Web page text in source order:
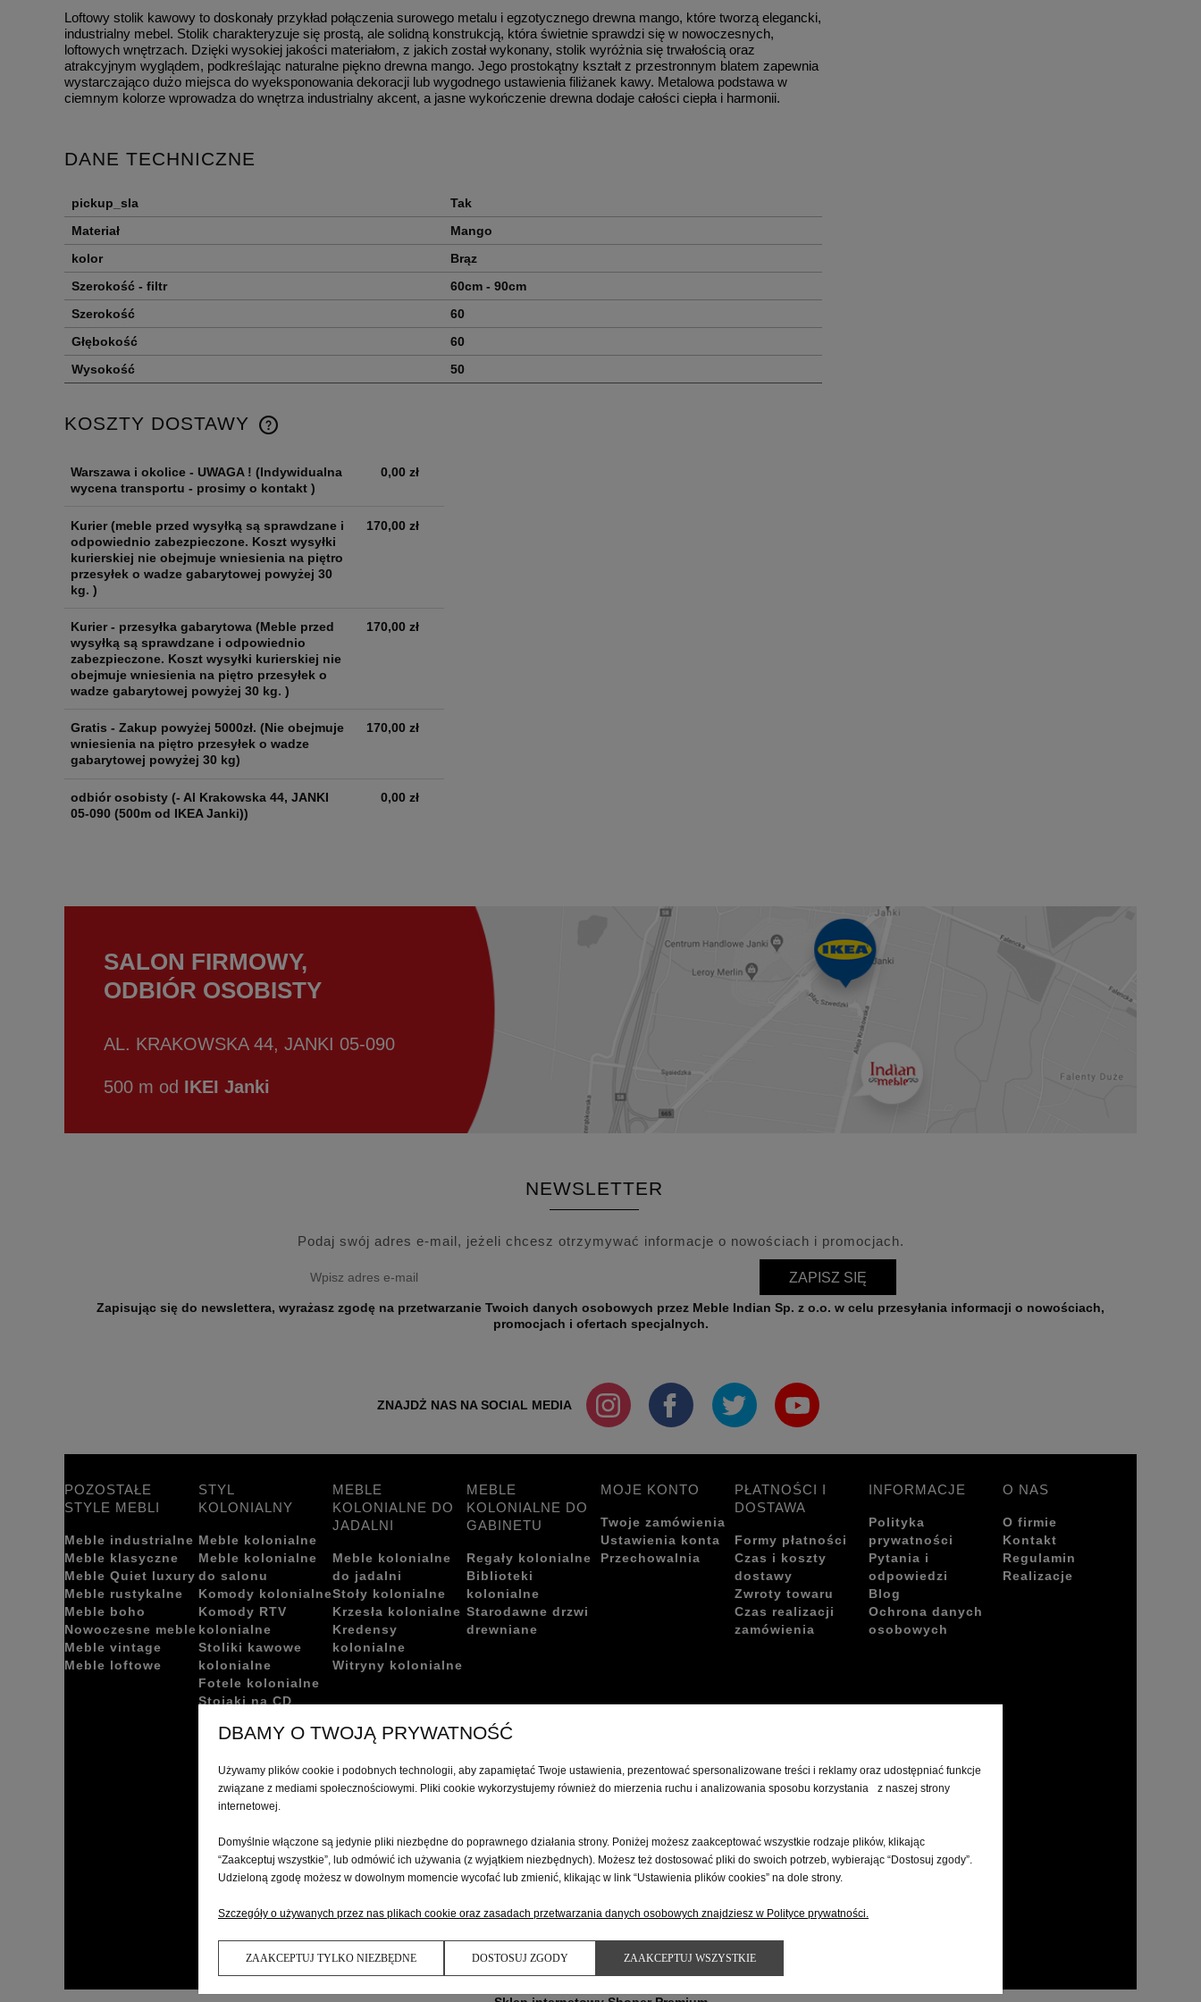
Loftowy stolik kawowy to doskonały przykład połączenia surowego metalu i egzotycznego drewna mango, które tworzą elegancki,
industrialny mebel. Stolik charakteryzuje się prostą, ale solidną konstrukcją, która świetnie sprawdzi się w nowoczesnych,
loftowych wnętrzach. Dzięki wysokiej jakości materiałom, z jakich został wykonany, stolik wyróżnia się trwałością oraz
atrakcyjnym wyglądem, podkreślając naturalne piękno drewna mango. Jego prostokątny kształt z przestronnym blatem zapewnia
wystarczająco dużo miejsca do wyeksponowania dekoracji lub wygodnego ustawienia filiżanek kawy. Metalowa podstawa w
ciemnym kolorze wprowadza do wnętrza industrialny akcent, a jasne wykończenie drewna dodaje całości ciepła i harmonii.
DANE TECHNICZNE
pickup_sla
Tak
Materiał
Mango
kolor
Brąz
Szerokość - filtr
60cm - 90cm
Szerokość
60
Głębokość
60
Wysokość
50
KOSZTY DOSTAWY
Warszawa i okolice - UWAGA ! (Indywidualna
wycena transportu - prosimy o kontakt )
0,00 zł
Kurier(meble przed wysyłką są sprawdzane i
odpowiednio zabezpieczone. Koszt wysyłki
kurierskiej nie obejmuje wniesienia na piętro
przesyłek o wadze gabarytowej powyżej 30
kg. )
170,00 zł
Kurier - przesyłka gabarytowa (Meble przed
wysyłką są sprawdzane i odpowiednio
zabezpieczone. Koszt wysyłki kurierskiej nie
obejmuje wniesienia na piętro przesyłek o
wadze gabarytowej powyżej 30 kg. )
170,00 zł
Gratis - Zakup powyżej 5000zł. (Nie obejmuje
wniesienia na piętro przesyłek o wadze
gabarytowej powyżej 30 kg)
170,00 zł
odbiór osobisty (- Al Krakowska 44, JANKI
05-090 (500m od IKEA Janki))
0,00 zł
SALON FIRMOWY,
ODBIÓR OSOBISTY
AL. KRAKOWSKA 44, JANKI 05-090
500 m od IKEI Janki
NEWSLETTER
Podaj swój adres e-mail, jeżeli chcesz otrzymywać informacje o nowościach i promocjach.
ZAPISZ SIĘ
Zapisując się do newslettera, wyrażasz zgodę na przetwarzanie Twoich danych osobowych przez Meble Indian Sp. z o.o. w celu przesyłania informacji o nowościach,
promocjach i ofertach specjalnych.
ZNAJDŻ NAS NA SOCIAL MEDIA
POZOSTAŁE
STYLE MEBLI
Meble industrialne
Meble klasyczne
Meble Quiet luxury
Meble rustykalne
Meble boho
Nowoczesne meble
Meble vintage
Meble loftowe
STYL
KOLONIALNY
Meble kolonialne
Meble kolonialne
do salonu
Komody kolonialne
Komody RTV
kolonialne
Stoliki kawowe
kolonialne
Fotele kolonialne
Stojaki na CD
Ławki kolonialne
MEBLE
KOLONIALNE DO
JADALNI
Meble kolonialne
do jadalni
Stoły kolonialne
Krzesła kolonialne
Kredensy
kolonialne
Witryny kolonialne
MEBLE
KOLONIALNE DO
GABINETU
Regały kolonialne
Biblioteki
kolonialne
Starodawne drzwi
drewniane
MOJE KONTO
Twoje zamówienia
Ustawienia konta
Przechowalnia
PŁATNOŚCI I
DOSTAWA
Formy płatności
Czas i koszty
dostawy
Zwroty towaru
Czas realizacji
zamówienia
INFORMACJE
Polityka
prywatności
Pytania i
odpowiedzi
Blog
Ochrona danych
osobowych
O NAS
O firmie
Kontakt
Regulamin
Realizacje
DBAMY O TWOJĄ PRYWATNOŚĆ
Używamy plików cookie i podobnych technologii, aby zapamiętać Twoje ustawienia, prezentować spersonalizowane treści i reklamy oraz udostępniać funkcje
związane z mediami społecznościowymi. Pliki cookie wykorzystujemy również do mierzenia ruchu i analizowania sposobu korzystania z naszej strony
internetowej.
Domyślnie włączone są jedynie pliki niezbędne do poprawnego działania strony. Poniżej możesz zaakceptować wszystkie rodzaje plików, klikając
“Zaakceptuj wszystkie”, lub odmówić ich używania (z wyjątkiem niezbędnych). Możesz też dostosować pliki do swoich potrzeb, wybierając “Dostosuj zgody”.
Udzieloną zgodę możesz w dowolnym momencie wycofać lub zmienić, klikając w link “Ustawienia plików cookies” na dole strony.
Szczegóły o używanych przez nas plikach cookie oraz zasadach przetwarzania danych osobowych znajdziesz w Polityce prywatności.
ZAAKCEPTUJ TYLKO NIEZBĘDNE DOSTOSUJ ZGODY ZAAKCEPTUJ WSZYSTKIE